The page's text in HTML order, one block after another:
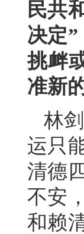
民共
决定
挑衅
准新
林
运只
清德
不安
和赖